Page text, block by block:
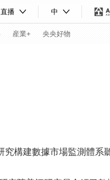
播 中
産業+ 央央好物
構建數據市場監測體系